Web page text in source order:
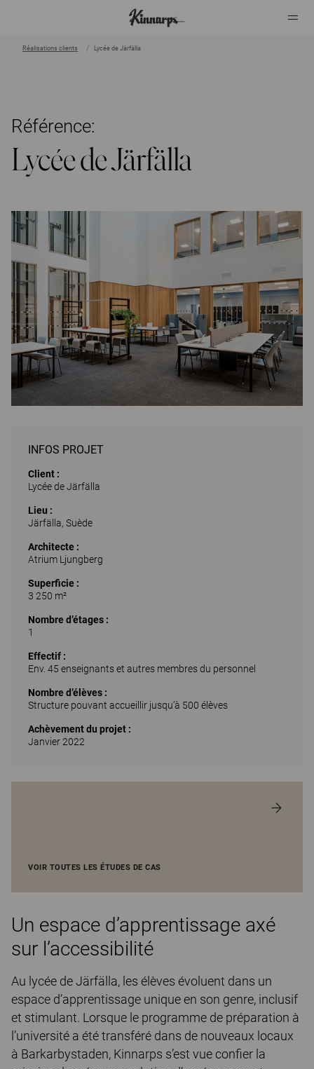
Réalisations clients Lycée de Järfälla
Référence:
Lycée de Järfälla
INFOS PROJET
Client :
Lycée de Järfälla
Lieu :
Järfälla, Suède
Architecte :
Atrium Ljungberg
Superficie :
3 250 m²
Nombre d’étages :
1
Effectif :
Env. 45 enseignants et autres membres du personnel
Nombre d’élèves :
Structure pouvant accueillir jusqu’à 500 élèves
Achèvement du projet :
Janvier 2022
VOIR TOUTES LES ÉTUDES DE CAS
Un espace d’apprentissage axé
sur l’accessibilité
Au lycée de Järfälla, les élèves évoluent dans un
espace d’apprentissage unique en son genre, inclusif
et stimulant. Lorsque le programme de préparation à
l’université a été transféré dans de nouveaux locaux
à Barkarbystaden, Kinnarps s’est vue confier la